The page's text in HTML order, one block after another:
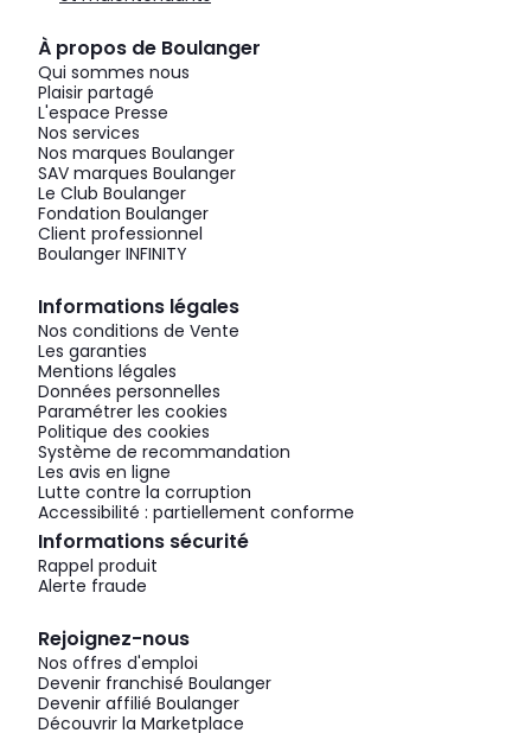
À propos de Boulanger
Qui sommes nous
Plaisir partagé
L'espace Presse
Nos services
Nos marques Boulanger
SAV marques Boulanger
Le Club Boulanger
Fondation Boulanger
Client professionnel
Boulanger INFINITY
Informations légales
Nos conditions de Vente
Les garanties
Mentions légales
Données personnelles
Paramétrer les cookies
Politique des cookies
Système de recommandation
Les avis en ligne
Lutte contre la corruption
Accessibilité : partiellement conforme
Informations sécurité
Rappel produit
Alerte fraude
Rejoignez-nous
Nos offres d'emploi
Devenir franchisé Boulanger
Devenir affilié Boulanger
Découvrir la Marketplace